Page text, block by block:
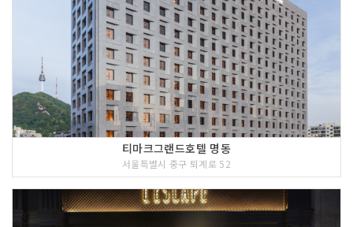
티마크그랜드호텔 명동
서울특별시 중구 퇴계로 52